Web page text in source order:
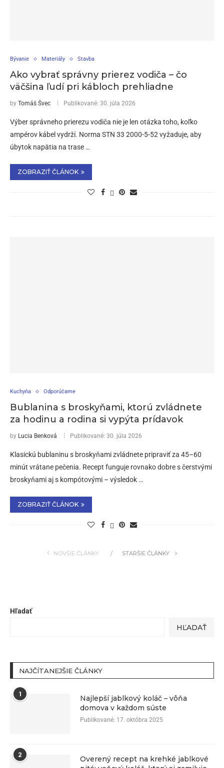
Bývanie Materiály Stavba
Ako vybrať správny prierez vodiča – čo
väčšina ľudí pri kábloch prehliadne
by Tomáš Švec Publikované: 30. júla 2026
Výber správneho prierezu vodiča nie je len otázka toho, koľko
ampérov kábel vydrží. Norma STN 33 2000-5-52 vyžaduje, aby
úbytok napätia na trase …
ZOBRAZIŤ ČLÁNOK
Kuchyňa Odporúčame
Bublanina s broskyňami, ktorú zvládnete
za hodinu a rodina si vypýta prídavok
by Lucia Benková Publikované: 30. júla 2026
Klasickú bublaninu s broskyňami zvládnete pripraviť za 45–60
minút vrátane pečenia. Recept funguje rovnako dobre s čerstvými
broskyňami aj s kompótovými – výsledok …
ZOBRAZIŤ ČLÁNOK
NOVŠIE ČLÁNKY STARŠIE ČLÁNKY
Hľadať
HĽADAŤ
NAJČÍTANEJŠIE ČLÁNKY
1
Najlepší jablkový koláč – vôňa
domova v každom súste
Publikované: 17. októbra 2025
2
Overený recept na krehké jablkové